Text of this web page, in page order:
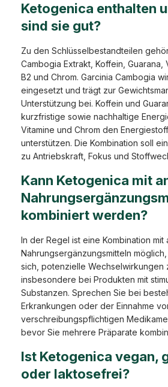
Ketogenica enthalten
sind sie gut?
Zu den Schlüsselbestandteilen
Cambogia Extrakt, Koffein, Guarana,
B2 und Chrom. Garcinia Cambogia
eingesetzt und trägt zur
Unterstützung bei. Koffein und
kurzfristige sowie nachhaltige
Vitamine und Chrom den
unterstützen. Die Kombination soll
zu Antriebskraft, Fokus und
Kann Ketogenica mit
kombiniert werden?
In der Regel ist eine Kombination mit
Nahrungsergänzungsmitteln
sich, potenzielle Wechselwirkungen
insbesondere bei Produkten mit
Substanzen. Sprechen Sie bei
Erkrankungen oder der Einnahme
verschreibungspflichtigen
bevor Sie mehrere Präparate
Ist Ketogenica vegan,
oder laktosefrei?